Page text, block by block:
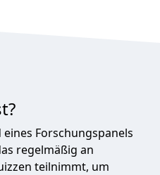
Forschungspanels
regelmäßig an
teilnimmt, um